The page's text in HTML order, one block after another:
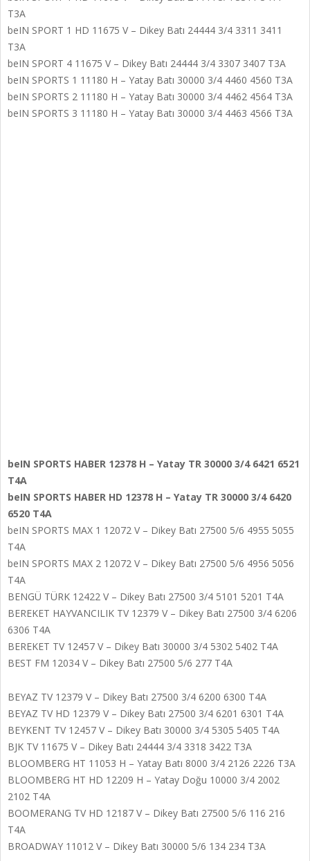
T3A
beIN SPORT 1 HD 11675 V – Dikey Batı 24444 3/4 3311 3411
T3A
beIN SPORT 4 11675 V – Dikey Batı 24444 3/4 3307 3407 T3A
beIN SPORTS 1 11180 H – Yatay Batı 30000 3/4 4460 4560 T3A
beIN SPORTS 2 11180 H – Yatay Batı 30000 3/4 4462 4564 T3A
beIN SPORTS 3 11180 H – Yatay Batı 30000 3/4 4463 4566 T3A
beIN SPORTS HABER 12378 H – Yatay TR 30000 3/4 6421 6521
T4A
beIN SPORTS HABER HD 12378 H – Yatay TR 30000 3/4 6420
6520 T4A
beIN SPORTS MAX 1 12072 V – Dikey Batı 27500 5/6 4955 5055
T4A
beIN SPORTS MAX 2 12072 V – Dikey Batı 27500 5/6 4956 5056
T4A
BENGÜ TÜRK 12422 V – Dikey Batı 27500 3/4 5101 5201 T4A
BEREKET HAYVANCILIK TV 12379 V – Dikey Batı 27500 3/4 6206
6306 T4A
BEREKET TV 12457 V – Dikey Batı 30000 3/4 5302 5402 T4A
BEST FM 12034 V – Dikey Batı 27500 5/6 277 T4A
BEYAZ TV 12379 V – Dikey Batı 27500 3/4 6200 6300 T4A
BEYAZ TV HD 12379 V – Dikey Batı 27500 3/4 6201 6301 T4A
BEYKENT TV 12457 V – Dikey Batı 30000 3/4 5305 5405 T4A
BJK TV 11675 V – Dikey Batı 24444 3/4 3318 3422 T3A
BLOOMBERG HT 11053 H – Yatay Batı 8000 3/4 2126 2226 T3A
BLOOMBERG HT HD 12209 H – Yatay Doğu 10000 3/4 2002
2102 T4A
BOOMERANG TV HD 12187 V – Dikey Batı 27500 5/6 116 216
T4A
BROADWAY 11012 V – Dikey Batı 30000 5/6 134 234 T3A